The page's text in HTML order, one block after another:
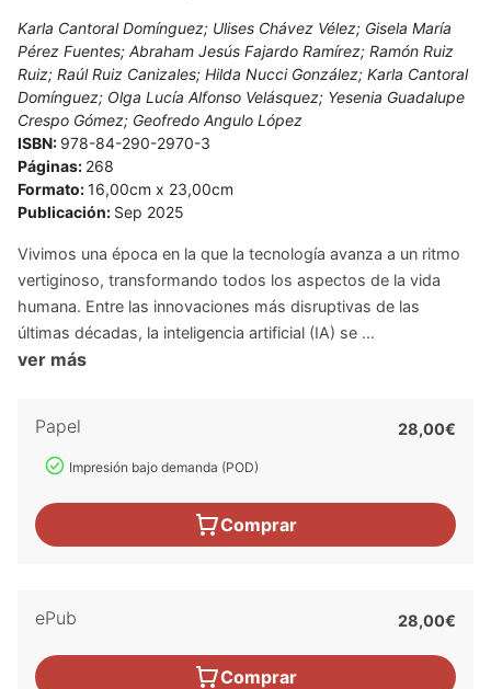
Karla Cantoral Domínguez; Ulises Chávez Vélez; Gisela María
Pérez Fuentes; Abraham Jesús Fajardo Ramírez; Ramón Ruiz
Ruiz; Raúl Ruiz Canizales; Hilda Nucci González; Karla Cantoral
Domínguez; Olga Lucía Alfonso Velásquez; Yesenia Guadalupe
Crespo Gómez; Geofredo Angulo López
ISBN: 978-84-290-2970-3
Páginas: 268
Formato:16,00cm x 23,00cm
Publicación: Sep 2025
Vivimos una época en la que la tecnología avanza a un ritmo
vertiginoso, transformando todos los aspectos de la vida
humana. Entre las innovaciones más disruptivas de las
últimas décadas, la inteligencia artificial (IA) se ...
ver más
Papel
Impresión bajo demanda (POD)
28,00€
Comprar
ePub 28,00€
Comprar